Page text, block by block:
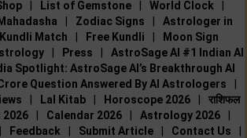
| List of Gemstone | World Clock
|
| Zodiac Signs |
Astrologer in
Match | Free Kundli |
Moon Sign
| Press |
AstroSage AI #1 Indian AI
Spotlight: AstroSage AI’s Breakthrough AI
Question Answered By AI Astrologers
|
| Lal Kitab | Horoscope 2026 |
राशिफल
2026 | Calendar 2026 | Astrology 2026
|
| Feedback | Submit Article | Contact Us
|